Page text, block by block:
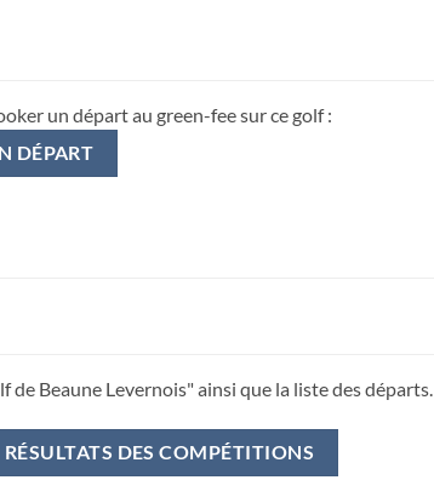
un départ au green-fee sur ce golf :
DÉPART
Beaune Levernois" ainsi que la liste des départs.
RÉSULTATS DES COMPÉTITIONS